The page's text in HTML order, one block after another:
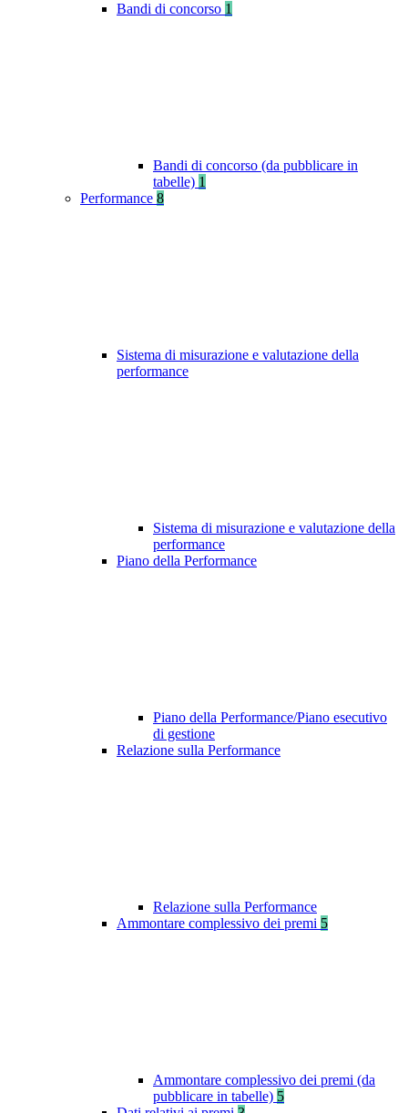
Bandi di concorso 1
Bandi di concorso (da pubblicare in
tabelle) 1
Performance 8
Sistema di misurazione e valutazione della
performance
Sistema di misurazione e valutazione della
performance
Piano della Performance
Piano della Performance/Piano esecutivo
di gestione
Relazione sulla Performance
Relazione sulla Performance
Ammontare complessivo dei premi 5
Ammontare complessivo dei premi (da
pubblicare in tabelle) 5